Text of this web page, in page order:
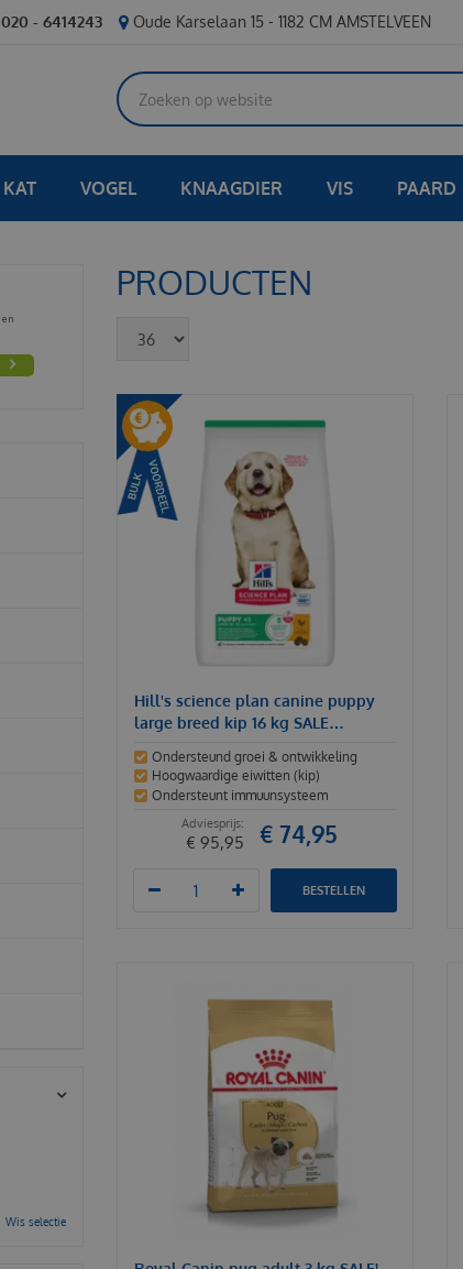
020 - 6414243 Oude Karselaan 15 - 1182 CM AMSTELVEEN
KAT VOGEL KNAAGDIER VIS PAARD
PRODUCTEN
Hill's science plan canine puppy
large breed kip 16 kg SALE…
Ondersteund groei & ontwikkeling
Hoogwaardige eiwitten (kip)
Ondersteunt immuunsysteem
€ 95,95 € 74,95
BESTELLEN
Wis selectie